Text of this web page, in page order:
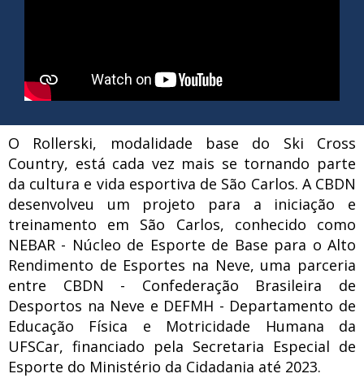
O Rollerski, modalidade base do Ski Cross
Country, está cada vez mais se tornando parte
da cultura e vida esportiva de São Carlos. A CBDN
desenvolveu um projeto para a iniciação e
treinamento em São Carlos, conhecido como
NEBAR - Núcleo de Esporte de Base para o Alto
Rendimento de Esportes na Neve, uma parceria
entre CBDN - Confederação Brasileira de
Desportos na Neve e DEFMH - Departamento de
Educação Física e Motricidade Humana da
UFSCar, financiado pela Secretaria Especial de
Esporte do Ministério da Cidadania até 2023.